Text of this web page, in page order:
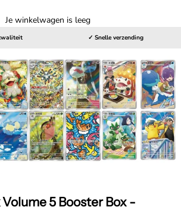
Je winkelwagen is leeg
✓ Snelle verzending
Volume 5 Booster Box -